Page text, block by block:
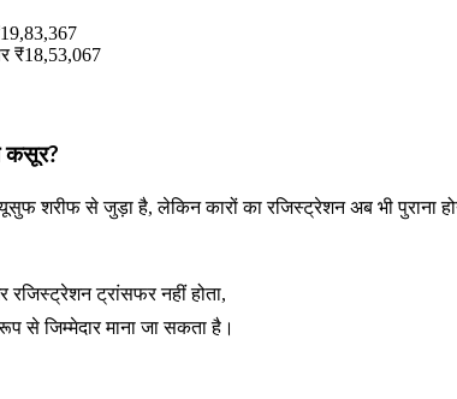
₹18,53,067
कसूर?
यूसुफ शरीफ से जुड़ा है, लेकिन कारों का रजिस्ट्रेशन अब भी पुराना
रजिस्ट्रेशन ट्रांसफर नहीं होता,
से जिम्मेदार माना जा सकता है।